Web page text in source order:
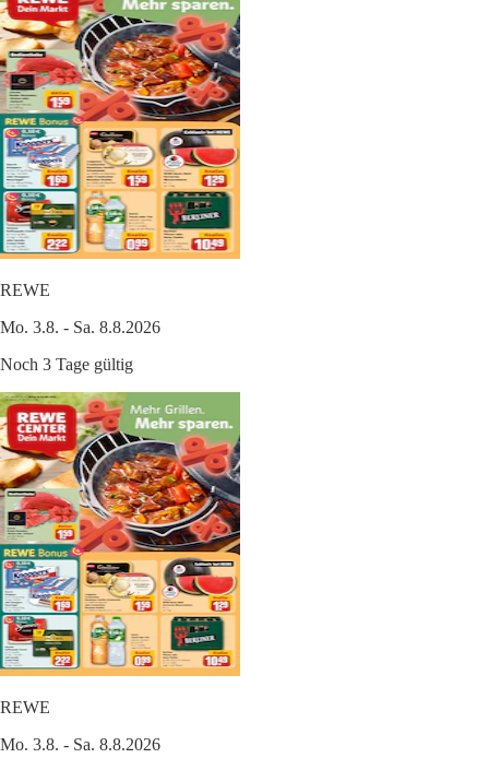
REWE
Mo. 3.8. - Sa. 8.8.2026
Noch 3 Tage gültig
REWE
Mo. 3.8. - Sa. 8.8.2026